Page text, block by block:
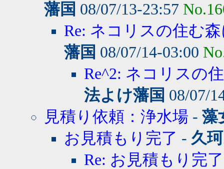
藩国 08/07/13-23:57
Re: ネコリスの住む
藩国 08/07/14-03:00
Re^2: ネコリスの
法よけ藩国 08/07/
見積り依頼：浄水場 - 藻
お見積もり完了 - 久
Re: お見積もり完了